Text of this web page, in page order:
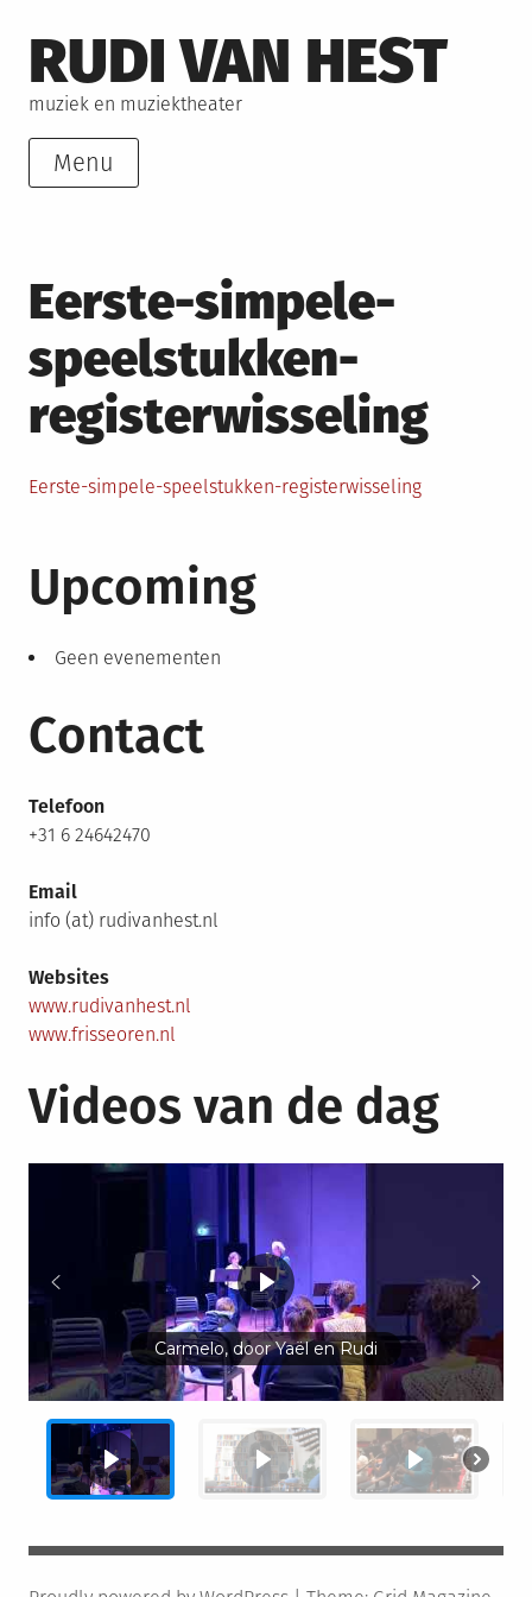
to
content
RUDI VAN HEST
muziek en muziektheater
Menu
Eerste-simpele-
speelstukken-
registerwisseling
Eerste-simpele-speelstukken-registerwisseling
Upcoming
Geen evenementen
Contact
Telefoon
+31 6 24642470
Email
info (at) rudivanhest.nl
Websites
www.rudivanhest.nl
www.frisseoren.nl
Videos van de dag
Carmelo, door Yaël en Rudi